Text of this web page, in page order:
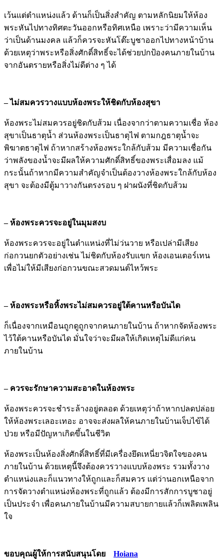
เว้นแต่ตำแหน่งแล้ว ด้านก็เป็นสิ่งสำคัญ ตามหลักนิยมให้ห้อง
พระหันไปทางทิศตะวันออกหรือทิศเหนือ เพราะว่ามีความเห็น
ว่าเป็นด้านมงคล แล้วก็ควรจะหันโต๊ะบูชาออกไปทางหน้าบ้าน
ด้วยเหตุว่าพระหรือสิ่งศักดิ์สิทธิ์จะได้ช่วยปกป้องคนภายในบ้าน
จากอันตรายหรือสิ่งไม่ดีต่าง ๆ ได้
– ไม่สมควรวางแบบห้องพระให้ชิดกับห้องสุขา
ห้องพระไม่สมควรอยู่ชิดกับส้วม เนื่องจากว่าตามความเชื่อ ห้อง
สุขาเป็นธาตุน้ำ ส่วนห้องพระเป็นธาตุไฟ ตามกฎธาตุน้ำจะ
พิฆาตธาตุไฟ ถ้าหากสร้างห้องพระใกล้กับส้วม มีความเชื่อกัน
ว่าพลังของน้ำจะมีผลให้ความศักดิ์สิทธิ์ของพระเสื่อมลง แม้
กระนั้นถ้าหากมีความสำคัญจำเป็นต้องวางห้องพระใกล้กับห้อง
สุขา จะต้องมีตู้มาวางกันตรงรอบ ๆ ฝาผนังที่ชิดกับส้วม
– ห้องพระควรจะอยู่ในมุมสงบ
ห้องพระควรจะอยู่ในตำแหน่งที่ไม่ว่นวาย หรือเปล่ามีเสียง
ก่อกวนยกตัวอย่างเช่น ไม่ชิดกับห้องรับแขก ห้องเอนเตอร์เทน
เพื่อไม่ให้มีเสียงก่อกวนขณะสวดมนต์ไหว้พระ
– ห้องพระหรือหิ้งพระไม่สมควรอยู่ใต้คานหรือบันได
ก็เนื่องจากเหมือนถูกดูถูกจากคนภายในบ้าน ถ้าหากจัดห้องพระ
ไว้ใต้คานหรือบันได มั่นใจว่าจะมีผลให้เกิดเหตุไม่ดีแก่คน
ภายในบ้าน
– ควรจะรักษาความสะอาดในห้องพระ
ห้องพระควรจะชำระล้างอยู่ตลอด ด้วยเหตุว่าถ้าหากปลดปล่อย
ให้ห้องพระเลอะเทอะ อาจจะส่งผลให้คนภายในบ้านเจ็บไข้ได้
ป่วย หรือมีปัญหาเกิดขึ้นในชีวิต
ห้องพระเป็นห้องสิ่งศักดิ์สิทธิ์ที่มีเครื่องยึดเหนี่ยวจิตใจของคน
ภายในบ้าน ด้วยเหตุนี้จึงต้องควรวางแบบห้องพระ รวมทั้งวาง
ตำแหน่งและก็แนวทางให้ถูกและก็สมควร แต่ว่านอกเหนือจาก
การจัดวางตำแหน่งห้องพระที่ถูกแล้ว ต้องมีการสักการบูชาอยู่
เป็นประจำ เพื่อคนภายในบ้านมีความสบายกายแล้วก็เพลิดเพลิน
ใจ
ขอบคุณผู้ให้การสนับสนุนโดย Hoiana